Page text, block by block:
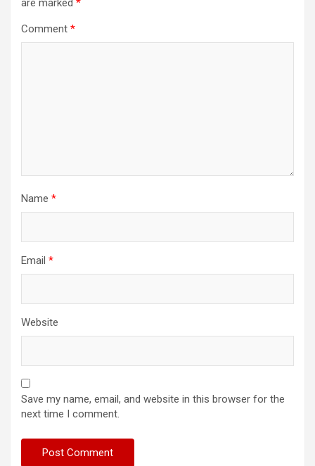
are marked *
Comment *
Name *
Email *
Website
Save my name, email, and website in this browser for the
next time I comment.